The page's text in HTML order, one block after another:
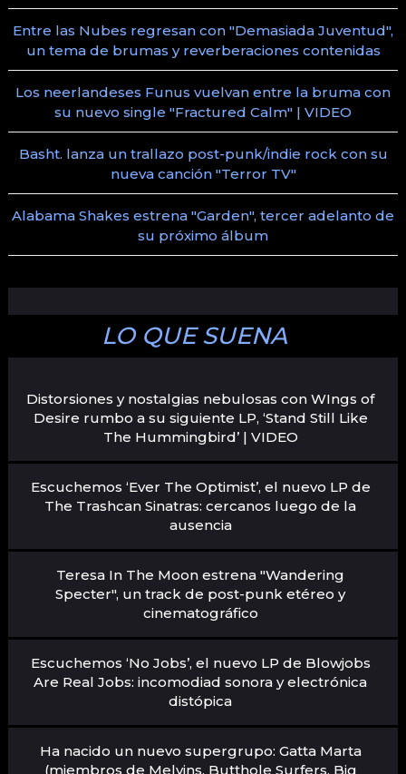
Entre las Nubes regresan con "Demasiada Juventud",
un tema de brumas y reverberaciones contenidas
Los neerlandeses Funus vuelvan entre la bruma con
su nuevo single "Fractured Calm" | VIDEO
Basht. lanza un trallazo post-punk/indie rock con su
nueva canción "Terror TV"
Alabama Shakes estrena "Garden", tercer adelanto de
su próximo álbum
LO QUE SUENA
Distorsiones y nostalgias nebulosas con WIngs of
Desire rumbo a su siguiente LP, ‘Stand Still Like
The Hummingbird’ | VIDEO
Escuchemos ‘Ever The Optimist’, el nuevo LP de
The Trashcan Sinatras: cercanos luego de la
ausencia
Teresa In The Moon estrena "Wandering
Specter", un track de post-punk etéreo y
cinematográfico
Escuchemos ‘No Jobs’, el nuevo LP de Blowjobs
Are Real Jobs: incomodiad sonora y electrónica
distópica
Ha nacido un nuevo supergrupo: Gatta Marta
(miembros de Melvins, Butthole Surfers, Big